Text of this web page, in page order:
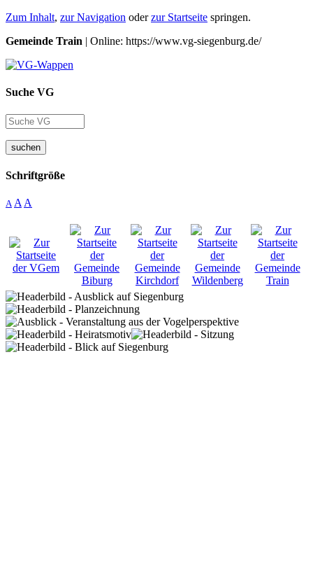
Zum Inhalt, zur Navigation oderzur Startseite springen.
Gemeinde Train | Online: https://www.vg-siegenburg.de/
Suche VG
suchen
Schriftgröße
A A A